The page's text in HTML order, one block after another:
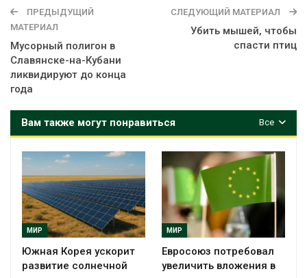
ПРЕДЫДУЩИЙ
МАТЕРИАЛ
Мусорный полигон в
Славянске-на-Кубани
ликвидируют до конца
года
СЛЕДУЮЩИЙ МАТЕРИАЛ
Убить мышей, чтобы
спасти птиц
Все
Вам также могут понравиться
МИР
Южная Корея ускорит
развитие солнечной
МИР
Евросоюз потребовал
увеличить вложения в